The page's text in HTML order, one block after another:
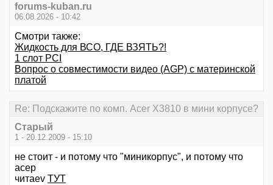
forums-kuban.ru
06.08.2026 - 10:42
Смотри также:
Жидкость для ВСО, ГДЕ ВЗЯТЬ?!
1 слот PCI
Вопрос о совместимости видео (AGP) с материнской
платой
Re: Подскажите по комп. Acer X3810 в мини корпусе?
Старый
1 - 20.12.2009 - 15:10
не стоит - и потому что "миникорпус", и потому что
асер
читаеv ТУТ